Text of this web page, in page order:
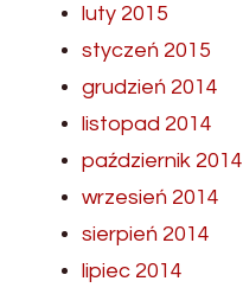
luty 2015
styczeń 2015
grudzień 2014
listopad 2014
październik 2014
wrzesień 2014
sierpień 2014
lipiec 2014